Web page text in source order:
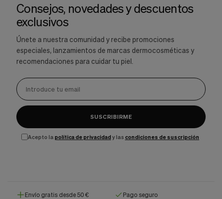
Consejos, novedades y descuentos
exclusivos
Únete a nuestra comunidad y recibe promociones
especiales, lanzamientos de marcas dermocosméticas y
recomendaciones para cuidar tu piel.
SUSCRIBIRME
Acepto la política de privacidady las condiciones de suscripción
Envío gratis desde 50 € Pago seguro